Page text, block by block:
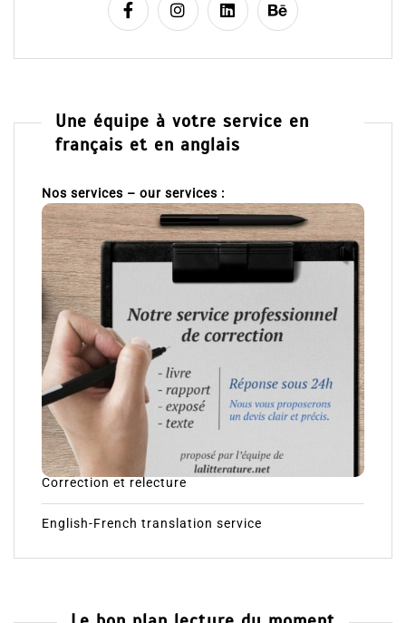
Une équipe à votre service en
français et en anglais
Nos services – our services :
Correction et relecture
English-French translation service